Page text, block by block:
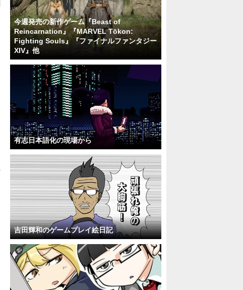
今週発売の新作ゲーム『Beast of
Reincarnation』『MARVEL Tōkon:
Fighting Souls』『ファイナルファンタジー
XIV』他
有志日本語化の現場から
吉田輝和のゲームプレイ絵日記